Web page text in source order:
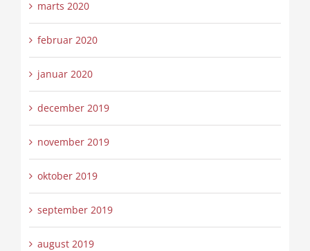
marts 2020
februar 2020
januar 2020
december 2019
november 2019
oktober 2019
september 2019
august 2019